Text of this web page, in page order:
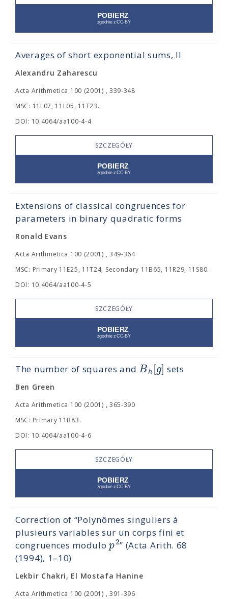
Averages of short exponential sums, II
Alexandru Zaharescu
Acta Arithmetica 100 (2001) , 339-348
MSC: 11L07, 11L05, 11T23.
DOI: 10.4064/aa100-4-4
SZCZEGÓŁY
Extensions of classical congruences for
parameters in binary quadratic forms
Ronald Evans
Acta Arithmetica 100 (2001) , 349-364
MSC: Primary 11E25, 11T24; Secondary 11B65, 11R29, 11S80.
DOI: 10.4064/aa100-4-5
SZCZEGÓŁY
The number of squares andBh[g] sets
Ben Green
Acta Arithmetica 100 (2001) , 365-390
MSC: Primary 11B83.
DOI: 10.4064/aa100-4-6
SZCZEGÓŁY
Correction of “Polynômes singuliers à
plusieurs variables sur un corps fini et
congruences modulop2” (Acta Arith. 68
(1994), 1–10)
Lekbir Chakri, El Mostafa Hanine
Acta Arithmetica 100 (2001) , 391-396